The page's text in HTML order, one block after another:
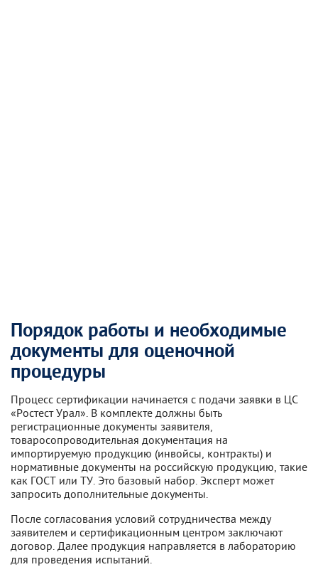
Порядок работы и необходимые
документы для оценочной
процедуры
Процесс сертификации начинается с подачи заявки в ЦС
«Ростест Урал». В комплекте должны быть
регистрационные документы заявителя,
товаросопроводительная документация на
импортируемую продукцию (инвойсы, контракты) и
нормативные документы на российскую продукцию, такие
как ГОСТ или ТУ. Это базовый набор. Эксперт может
запросить дополнительные документы.
После согласования условий сотрудничества между
заявителем и сертификационным центром заключают
договор. Далее продукция направляется в лабораторию
для проведения испытаний.